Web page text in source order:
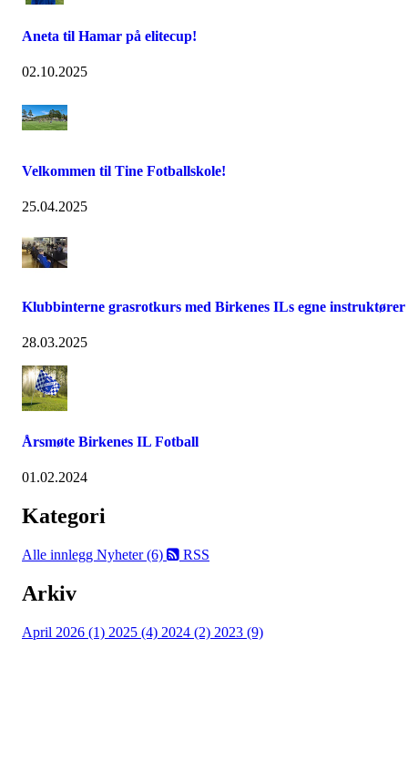
Aneta til Hamar på elitecup!
02.10.2025
Velkommen til Tine Fotballskole!
25.04.2025
Klubbinterne grasrotkurs med Birkenes ILs egne instruktører
28.03.2025
Årsmøte Birkenes IL Fotball
01.02.2024
Kategori
Alle innlegg Nyheter (6) RSS
Arkiv
April 2026 (1) 2025 (4) 2024 (2) 2023 (9)